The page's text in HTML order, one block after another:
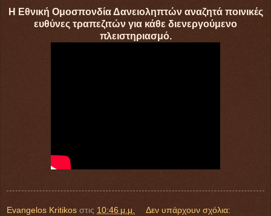
Η Εθνική Ομοσπονδία Δανειοληπτών αναζητά ποινικές
ευθύνες τραπεζιτών για κάθε διενεργούμενο
πλειστηριασμό.
Evangelos Kritikos στις 10:46 μ.μ. Δεν υπάρχουν σχόλια: